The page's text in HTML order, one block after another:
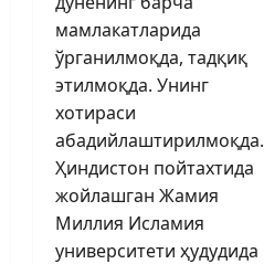
мамлакатларида
ўрганилмоқда, тадқиқ
этилмоқда. Унинг
хотираси
абадийлаштирилмоқда.
Ҳиндистон пойтахтида
жойлашган Жамия
Миллия Исламия
университети ҳудудида